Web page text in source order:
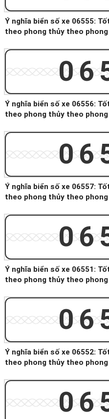
Ý nghĩa biển số xe 06555:
theo phong thủy theo
Ý nghĩa biển số xe 06556:
theo phong thủy theo
Ý nghĩa biển số xe 06557:
theo phong thủy theo
Ý nghĩa biển số xe 06551:
theo phong thủy theo
Ý nghĩa biển số xe 06552:
theo phong thủy theo